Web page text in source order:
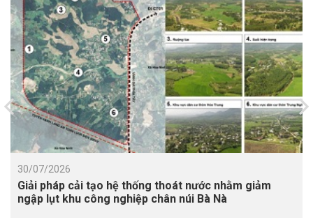
30/07/2026
Giải pháp cải tạo hệ thống thoát nước nhằm giảm
ngập lụt khu công nghiệp chân núi Bà Nà